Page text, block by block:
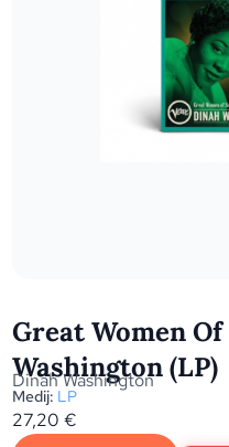
Great Women
Washington (LP)
Dinah Washington
Medij: LP
27,20€